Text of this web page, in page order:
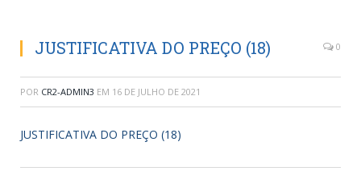
JUSTIFICATIVA DO PREÇO (18) 0
POR CR2-ADMIN3 EM 16 DE JULHO DE 2021
JUSTIFICATIVA DO PREÇO (18)